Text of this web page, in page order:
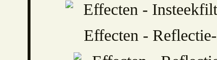
Effecten -